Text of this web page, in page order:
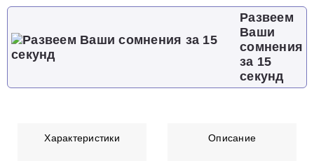
Развеем
Ваши
сомнения
за 15
секунд
Характеристики Описание